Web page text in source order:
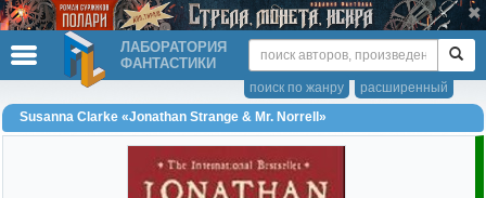
ЛАБОРАТОРИЯ
ФАНТАСТИКИ
расширенный
поиск по жанру
Susanna Clarke «Jonathan Strange & Mr. Norrell»